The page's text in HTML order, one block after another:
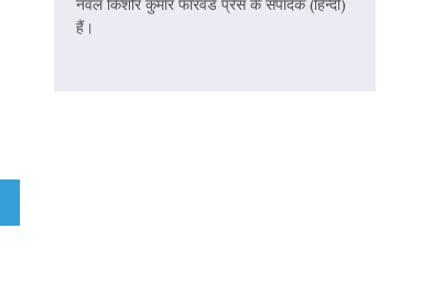
नवल किशोर कुमार फॉरवर्ड प्रेस के संपादक (हिन्दी)
हैं।